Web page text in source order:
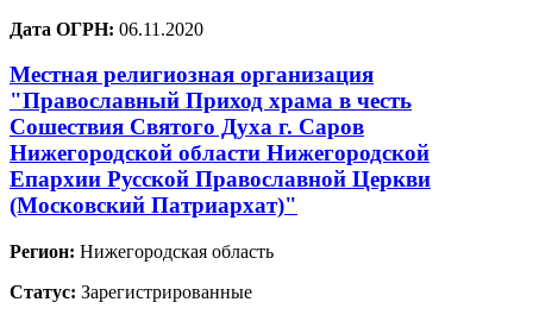
Дата ОГРН: 06.11.2020
Местная религиозная организация
"Православный Приход храма в честь
Сошествия Святого Духа г. Саров
Нижегородской области Нижегородской
Епархии Русской Православной Церкви
(Московский Патриархат)"
Регион: Нижегородская область
Статус: Зарегистрированные